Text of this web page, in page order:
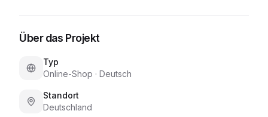
Über das Projekt
Typ
Online-Shop · Deutsch
Standort
Deutschland